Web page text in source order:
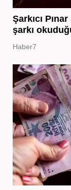
Şarkıcı
şarkı
Haber7